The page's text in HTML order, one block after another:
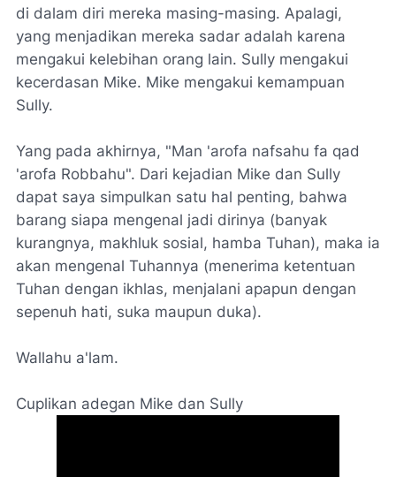
di dalam diri mereka masing-masing. Apalagi,
yang menjadikan mereka sadar adalah karena
mengakui kelebihan orang lain. Sully mengakui
kecerdasan Mike. Mike mengakui kemampuan
Sully.
Yang pada akhirnya, "Man 'arofa nafsahu fa qad
'arofa Robbahu". Dari kejadian Mike dan Sully
dapat saya simpulkan satu hal penting, bahwa
barang siapa mengenal jadi dirinya (banyak
kurangnya, makhluk sosial, hamba Tuhan), maka ia
akan mengenal Tuhannya (menerima ketentuan
Tuhan dengan ikhlas, menjalani apapun dengan
sepenuh hati, suka maupun duka).
Wallahu a'lam.
Cuplikan adegan Mike dan Sully